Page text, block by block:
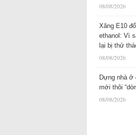
08/08/2026
Xăng E10
ethanol: Vì
lại bị thử
08/08/2026
Dựng nhà ở
mới thôi
08/08/2026